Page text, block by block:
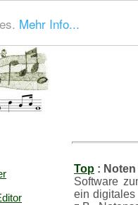
Mehr Info...
Top :
Software
ein digitales